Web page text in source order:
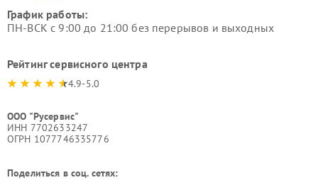
График работы:
ПН-ВСК с 9:00 до 21:00 без перерывов и выходных
Рейтинг сервисного центра
4.9-5.0
ООО "Русервис"
ИНН 7702633247
ОГРН 1077746335776
Поделиться в соц. сетях: